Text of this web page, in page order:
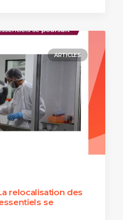
ARTICLES
relocalisation des
se